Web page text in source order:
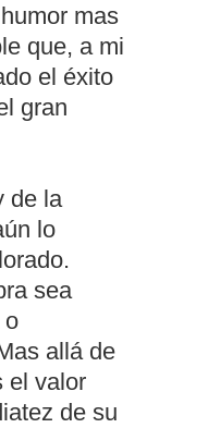
mas
que, a mi
el éxito
gran
de la
lo
sea
o
allá de
el valor
de su